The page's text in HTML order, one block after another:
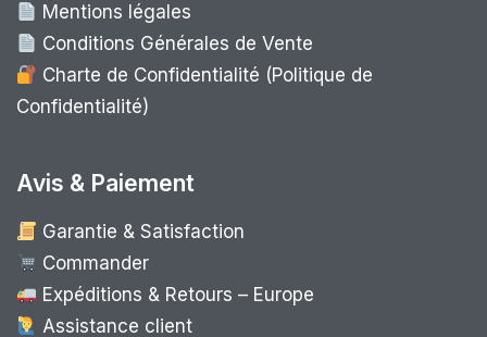
Mentions légales
Conditions Générales de Vente
Charte de Confidentialité (Politique de
Confidentialité)
Avis & Paiement
Garantie & Satisfaction
Commander
Expéditions & Retours – Europe
Assistance client